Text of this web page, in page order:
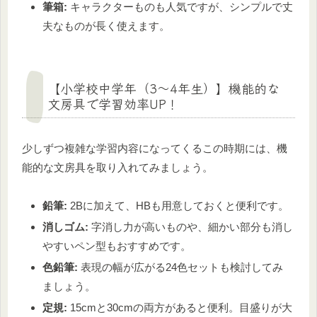
筆箱: キャラクターものも人気ですが、シンプルで丈
夫なものが長く使えます。
【小学校中学年（3～4年生）】機能的な
文房具で学習効率UP！
少しずつ複雑な学習内容になってくるこの時期には、機
能的な文房具を取り入れてみましょう。
鉛筆: 2Bに加えて、HBも用意しておくと便利です。
消しゴム: 字消し力が高いものや、細かい部分も消し
やすいペン型もおすすめです。
色鉛筆: 表現の幅が広がる24色セットも検討してみ
ましょう。
定規: 15cmと30cmの両方があると便利。目盛りが大